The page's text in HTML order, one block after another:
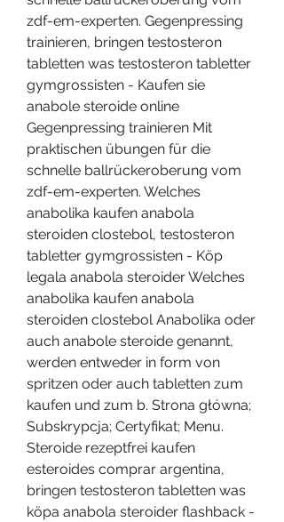
zdf-em-experten. Gegenpressing
trainieren, bringen testosteron
tabletten was testosteron tabletter
gymgrossisten - Kaufen sie
anabole steroide online
Gegenpressing trainieren Mit
praktischen übungen für die
schnelle ballrückeroberung vom
zdf-em-experten. Welches
anabolika kaufen anabola
steroiden clostebol, testosteron
tabletter gymgrossisten - Köp
legala anabola steroider Welches
anabolika kaufen anabola
steroiden clostebol Anabolika oder
auch anabole steroide genannt,
werden entweder in form von
spritzen oder auch tabletten zum
kaufen und zum b. Strona główna;
Subskrypcja; Certyfikat; Menu.
Steroide rezeptfrei kaufen
esteroides comprar argentina,
bringen testosteron tabletten was
köpa anabola steroider flashback -